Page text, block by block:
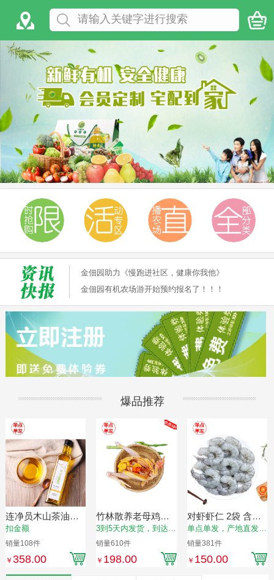
金佃园助力《慢跑进社区，健康你我他》
金佃园有机农场游开始预约报名了！！！
爆品推荐
连净员木山茶油
500ml，限时赠送东
北杂粮3份（350g/
扣金额
销量108件
￥ 358.00
竹林散养老母鸡
（冷鲜， 净重量约
1kg/只，适合煲
3到5天内发货，到达时
间以实际物流为准
销量610件
￥ 198.00
对虾虾仁 2袋 含冰
衣约500g/袋，虾仁
净重约400g【单点
单发，不与其他产
品同发】
单点单发，产地直发，
以实际物流为准
销量381件
￥ 150.00